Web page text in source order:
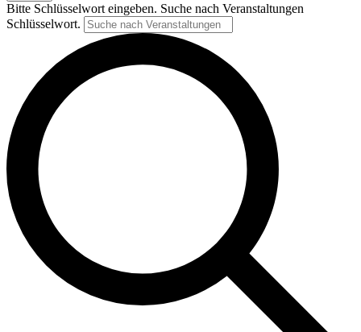
Bitte Schlüsselwort eingeben. Suche nach Veranstaltungen
Schlüsselwort.